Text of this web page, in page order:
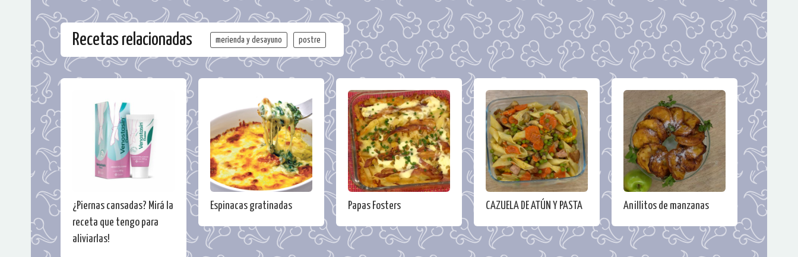
Recetas relacionadas merienda y desayuno postre
¿Piernas cansadas? Mirá la
receta que tengo para
aliviarlas!
Espinacas gratinadas Papas Fosters CAZUELA DE ATÚN Y PASTA Anillitos de manzanas